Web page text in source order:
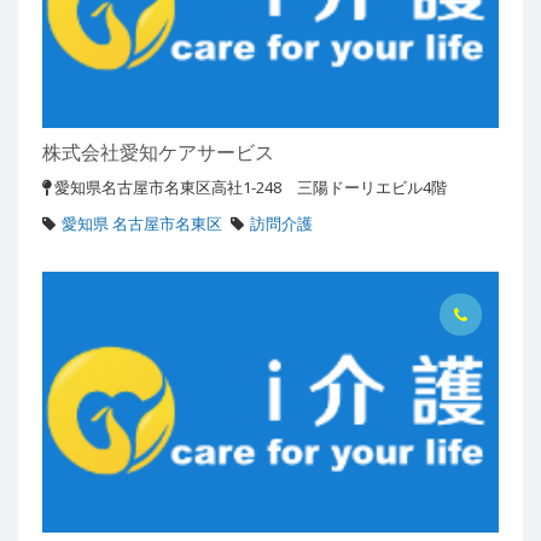
株式会社愛知ケアサービス
愛知県名古屋市名東区高社1-248 三陽ドーリエビル4階
愛知県 名古屋市名東区
訪問介護